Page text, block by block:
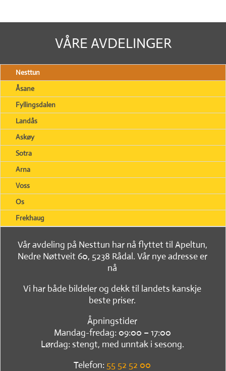
VÅRE AVDELINGER
Nesttun
Åsane
Fyllingsdalen
Landås
Askøy
Sotra
Arna
Voss
Os
Frekhaug
Vår avdeling på Nesttun har nå flyttet til Apeltun,
Nedre Nøttveit 60, 5238 Rådal. Vår nye adresse er
nå
Vi har både bildeler og dekk til landets kanskje
beste priser.
Åpningstider
Mandag-fredag: 09:00 – 17:00
Lørdag: stengt, med unntak i sesong.
Telefon: 55 52 52 00